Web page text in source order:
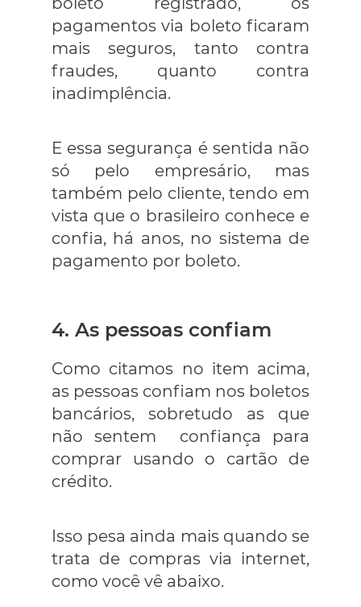
pagamentos via boleto ficaram
mais seguros, tanto contra
fraudes, quanto contra
inadimplência.
E essa segurança é sentida não
só pelo empresário, mas
também pelo cliente, tendo em
vista que o brasileiro conhece e
confia, há anos, no sistema de
pagamento por boleto.
4. As pessoas confiam
Como citamos no item acima,
as pessoas confiam nos boletos
bancários, sobretudo as que
não sentem confiança para
comprar usando o cartão de
crédito.
Isso pesa ainda mais quando se
trata de compras via internet,
como você vê abaixo.